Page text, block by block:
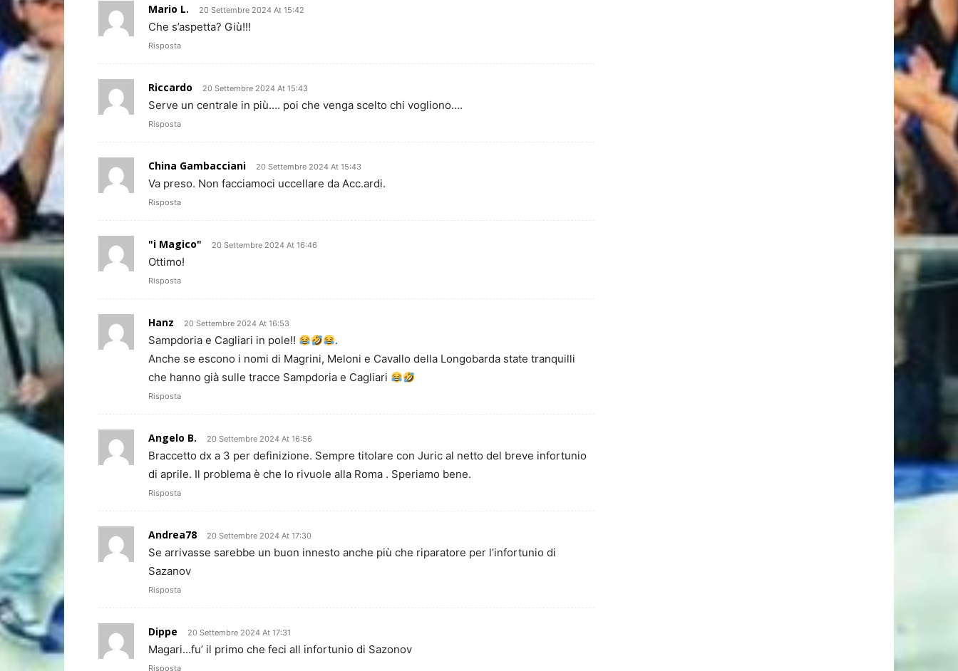
Mario L. 20 Settembre 2024 At 15:42
Che s’aspetta? Giù!!!
Risposta
Riccardo 20 Settembre 2024 At 15:43
Serve un centrale in più…. poi che venga scelto chi vogliono….
Risposta
China Gambacciani 20 Settembre 2024 At 15:43
Va preso. Non facciamoci uccellare da Acc.ardi.
Risposta
"i Magico" 20 Settembre 2024 At 16:46
Ottimo!
Risposta
Hanz 20 Settembre 2024 At 16:53
Sampdoria e Cagliari in pole!!
.
Anche se escono i nomi di Magrini, Meloni e Cavallo della Longobarda state tranquilli
che hanno già sulle tracce Sampdoria e Cagliari
Risposta
Angelo B. 20 Settembre 2024 At 16:56
Braccetto dx a 3 per definizione. Sempre titolare con Juric al netto del breve infortunio
di aprile. Il problema è che lo rivuole alla Roma . Speriamo bene.
Risposta
Andrea78 20 Settembre 2024 At 17:30
Se arrivasse sarebbe un buon innesto anche più che riparatore per l’infortunio di
Sazanov
Risposta
Dippe 20 Settembre 2024 At 17:31
Magari…fu’ il primo che feci all infortunio di Sazonov
Risposta